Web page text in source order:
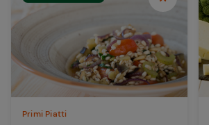
Primi Piatti